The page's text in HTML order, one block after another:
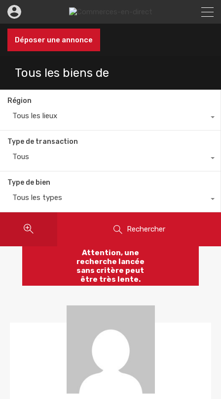
Déposer une annonce
Tous les biens de
Région
Tous les lieux
Type de transaction
Tous
Type de bien
Tous les types
Rechercher
Attention, une
recherche lancée
sans critère peut
être très lente.